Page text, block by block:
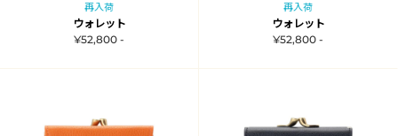
再入荷
ウォレット
¥52,800 -
再入荷
ウォレット
¥52,800 -